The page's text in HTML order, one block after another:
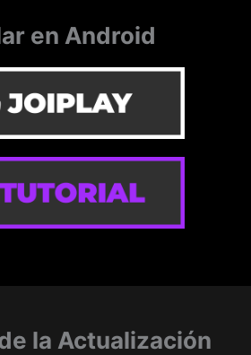
en Android
la Actualización